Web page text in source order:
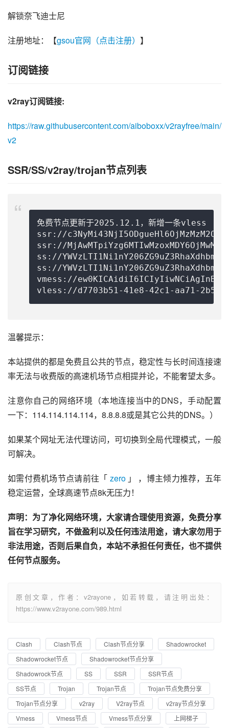
解锁奈飞迪士尼
注册地址：【gsou官网（点击注册） 】
订阅链接
v2ray订阅链接:
https://raw.githubusercontent.com/aiboboxx/v2rayfree/main/
v2
SSR/SS/v2ray/trojan节点列表
免费节点更新于2025.12.1，新增一条vless
ssr://
ssr://
ss://
ss://
vmess://
vless://d7703b51-41e8-42c1-aa71-
温馨提示：
本站提供的都是免费且公共的节点，稳定性与长时间连接速
率无法与收费版的高速机场节点相提并论，不能奢望太多。
注意你自己的网络环境（本地连接当中的DNS，手动配置
一下：114.114.114.114，8.8.8.8或是其它公共的DNS。）
如果某个网址无法代理访问，可切换到全局代理模式，一般
可解决。
如需付费机场节点请前往「 zero 」 ，博主倾力推荐，五年
稳定运营，全球高速节点8k无压力！
声明：为了净化网络环境，大家请合理使用资源，免费分享
旨在学习研究，不做盈利以及任何违法用途，请大家勿用于
非法用途，否则后果自负，本站不承担任何责任，也不提供
任何节点服务。
原创文章，作者：v2rayone，如若转载，请注明出处：
https://www.v2rayone.com/989.html
Clash Clash节点 Clash节点分享
Shadowrocket
Shadowrocket节点
Shadowrocket节点分享
Shadowrock节点
SS SSR
SSR节点
SS节点
Trojan Trojan节点
Trojan节点免费分享
Trojan节点分享
v2ray V2ray节点
v2ray节点分享
Vmess
Vmess节点 Vmess节点分享
上网梯子